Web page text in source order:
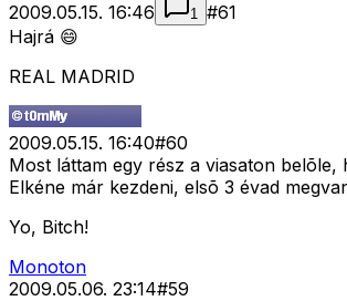
2009.05.15. 16:46
1 #61
Hajrá 😄
REAL MADRID
2009.05.15. 16:40#60
Most láttam egy rész a viasaton belõle,
Elkéne már kezdeni, elsõ 3 évad
Yo, Bitch!
Monoton
2009.05.06. 23:14#59